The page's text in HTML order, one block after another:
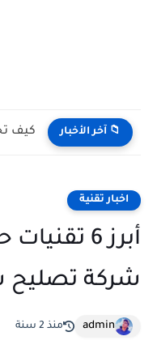
📁 آخر الأخبار
اخبار تقنية
أبرز 6
شركة تصليح
admin منذ 2 سنة